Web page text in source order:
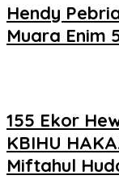
Hendy
Muara Enim
155 Ekor
KBIHU
Miftahul